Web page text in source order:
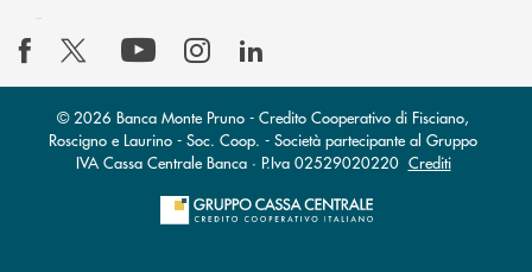
© 2026 Banca Monte Pruno - Credito Cooperativo di Fisciano,
Roscigno e Laurino - Soc. Coop. - Società partecipante al Gruppo
IVA Cassa Centrale Banca · P.Iva 02529020220 Crediti